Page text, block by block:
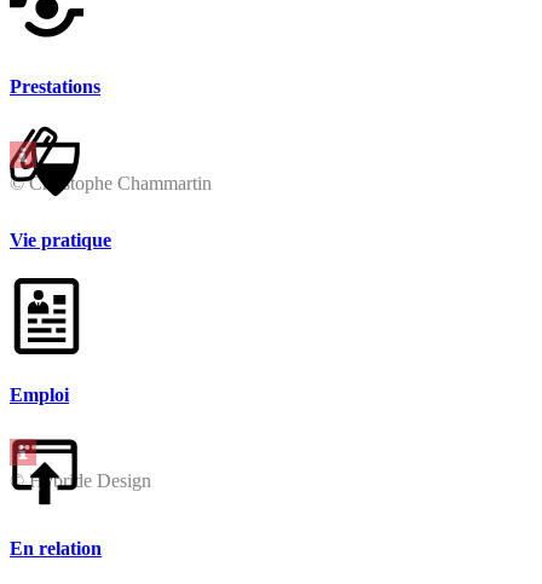
© Christophe Chammartin
© Hybride Design
Prestations
Vie pratique
Emploi
En relation